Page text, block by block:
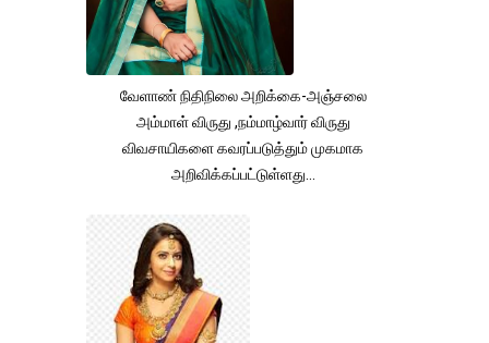
வேளாண் நிதிநிலை அறிக்கை-அஞ்சலை
அம்மாள் விருது ,நம்மாழ்வார் விருது
விவசாயிகளை கவரப்படுத்தும் முகமாக
அறிவிக்கப்பட்டுள்ளது...